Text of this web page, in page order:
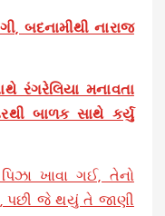
બદનામીથી નારાજ
રંગરેલિયા મનાવતા
બાળક સાથે કર્યુ
ખાવા ગઈ, તેનો
પછી જે થયું તે જાણી